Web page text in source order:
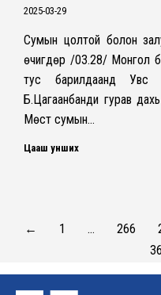
2025-03-29
Сумын цолтой болон
өчигдөр /03.28/ Монгол
тус барилдаанд Увс
Б.Цагаанбанди гурав
Мөст сумын…
Цааш унших
← 1 … 266